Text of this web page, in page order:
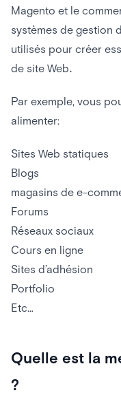
Magento et le
systèmes de gestion
utilisés pour créer
de site Web.
Par exemple, vous
alimenter:
Sites Web statiques
Blogs
magasins de e-
Forums
Réseaux sociaux
Cours en ligne
Sites d’adhésion
Portfolio
Etc…
Quelle est la
?